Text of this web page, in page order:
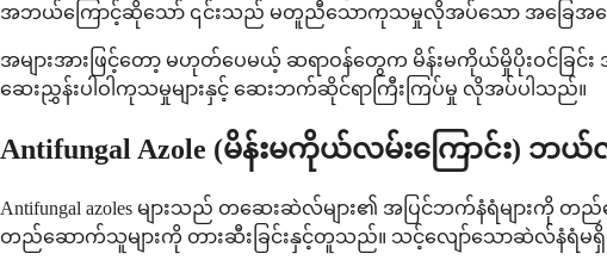
အဘယ်ကြောင့်ဆိုသော် ၎င်းသည် မတူညီသောကုသမှုလိုအပ်သော အခြေအနေ
အများအားဖြင့်တော့ မဟုတ်ပေမယ့် ဆရာဝန်တွေက မိန်းမကိုယ်မှိုပိုးဝင်ခြင်း
ဆေးညွှန်းပါဝါကုသမှုများနှင့် ဆေးဘက်ဆိုင်ရာကြီးကြပ်မှု လိုအပ်ပါသည်။
Antifungal Azole (မိန်းမကိုယ်လမ်းကြောင်း
Antifungal azoles များသည် တဆေးဆဲလ်များ၏ အပြင်ဘက်နံရံမျာ
တည်ဆောက်သူများကို တားဆီးခြင်းနှင့်တူသည်။ သင့်လျော်သောဆဲလ်နံရံမရှိ